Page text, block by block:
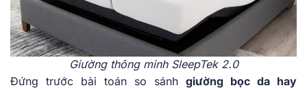
Giường thông minh SleepTek 2.0
Đứng trước bài toán so sánh giường bọc da hay